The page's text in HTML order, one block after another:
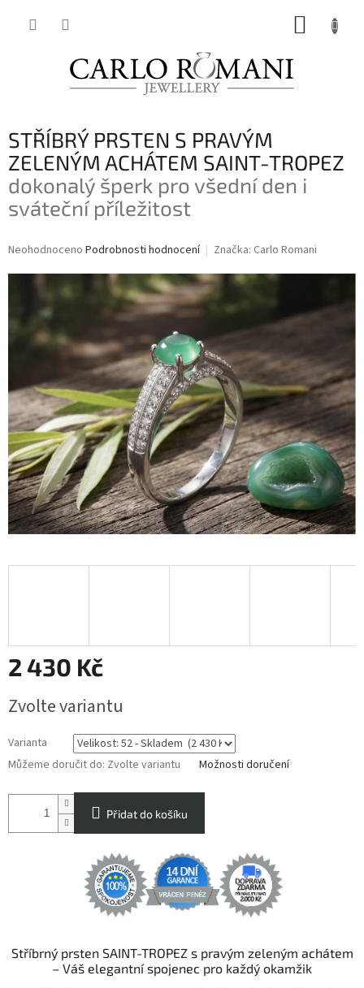
STŘÍBRÝ PRSTEN S PRAVÝM
ZELENÝM ACHÁTEM SAINT-TROPEZ
dokonalý šperk pro všední den i
sváteční příležitost
Průměrné
Neohodnoceno Podrobnosti hodnocení Značka: Carlo Romani
2 430 Kč
cena:
Zvolte variantu
Varianta
Můžeme doručit do: Zvolte variantu Možnosti doručení
Přidat do košíku
Stříbrný prsten SAINT-TROPEZ s pravým zeleným achátem
– Váš elegantní spojenec pro každý okamžik